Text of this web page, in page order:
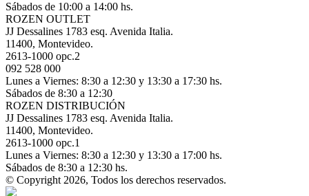
Sábados de 10:00 a 14:00 hs.
ROZEN OUTLET
JJ Dessalines 1783 esq. Avenida Italia.
11400, Montevideo.
2613-1000 opc.2
092 528 000
Lunes a Viernes: 8:30 a 12:30 y 13:30 a 17:30 hs.
Sábados de 8:30 a 12:30
ROZEN DISTRIBUCIÓN
JJ Dessalines 1783 esq. Avenida Italia.
11400, Montevideo.
2613-1000 opc.1
Lunes a Viernes: 8:30 a 12:30 y 13:30 a 17:00 hs.
Sábados de 8:30 a 12:30 hs.
© Copyright 2026, Todos los derechos reservados.